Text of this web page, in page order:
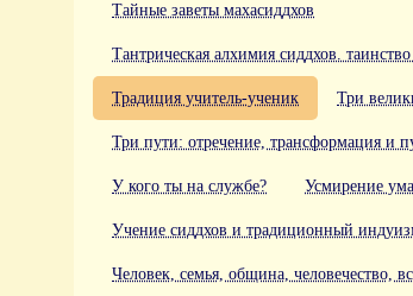
Тайные заветы махасиддхов
Тантрическая алхимия сиддхов.
Традиция учитель-ученик Три
Три пути: отречение, трансформация и
У кого ты на службе? Усмирение
Учение сиддхов и традиционный
Человек, семья, община, человечество,